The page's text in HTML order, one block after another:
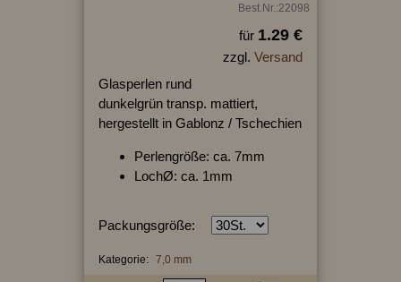
Best.Nr.:22098
für 1.29 €
zzgl. Versand
Glasperlen rund
dunkelgrün transp. mattiert,
hergestellt in Gablonz / Tschechien
Perlengröße: ca. 7mm
LochØ: ca. 1mm
Packungsgröße:
Kategorie: 7,0 mm